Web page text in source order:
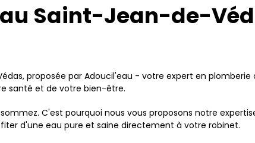
Saint-Jean-de-
proposée par Adoucil'eau - votre expert en
santé et de votre bien-être.
C'est pourquoi nous vous proposons notre
d'une eau pure et saine directement à votre robinet.